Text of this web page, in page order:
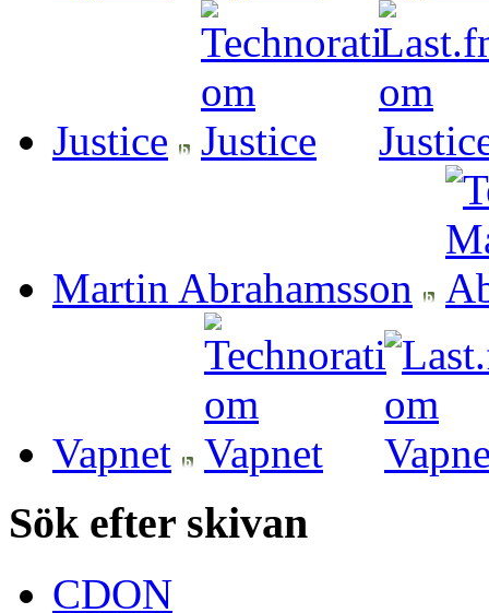
Justice
Martin Abrahamsson
Vapnet
Sök efter skivan
CDON